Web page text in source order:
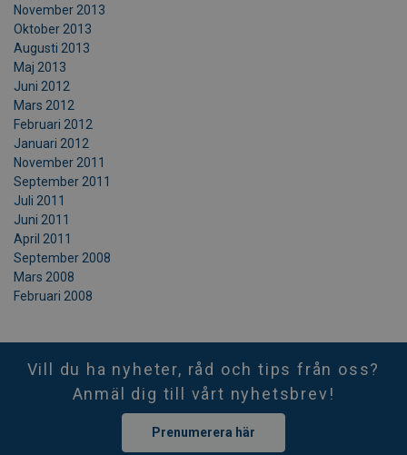
November 2013
Oktober 2013
Augusti 2013
Maj 2013
Juni 2012
Mars 2012
Februari 2012
Januari 2012
November 2011
September 2011
Juli 2011
Juni 2011
April 2011
September 2008
Mars 2008
Februari 2008
Vill du ha nyheter, råd och tips från oss?
Anmäl dig till vårt nyhetsbrev!
Prenumerera här